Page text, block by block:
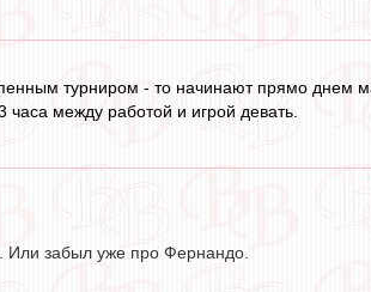
турниром - то начинают прямо днем
между работой и игрой девать.
Или забыл уже про Фернандо.